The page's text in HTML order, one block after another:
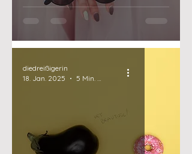
diedreißigerin
18. Jan. 2025
5 Min. Lesezeit